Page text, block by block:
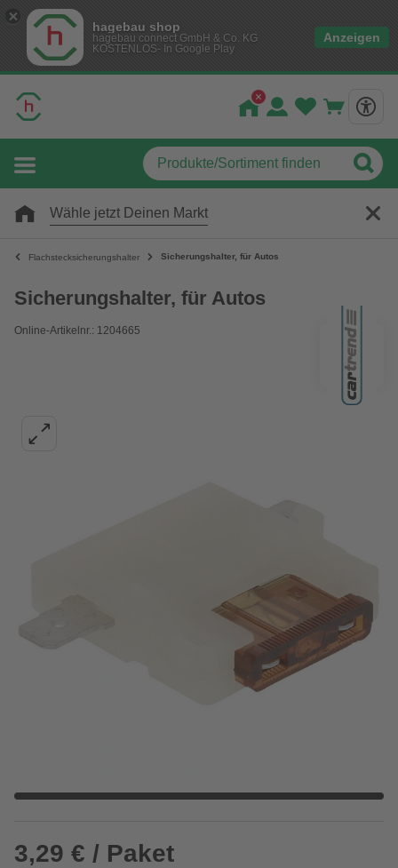
hagebau shop
hagebau connect GmbH & Co. KG
KOSTENLOS- In Google Play
Anzeigen
Wähle jetzt Deinen Markt
Flachstecksicherungshalter Sicherungshalter, für Autos
Sicherungshalter, für Autos
Online-Artikelnr.: 1204665
3,29 € / Paket